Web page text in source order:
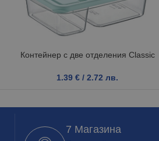
Контейнер с две отделения Classic
1.39 € / 2.72 лв.
7 Магазина